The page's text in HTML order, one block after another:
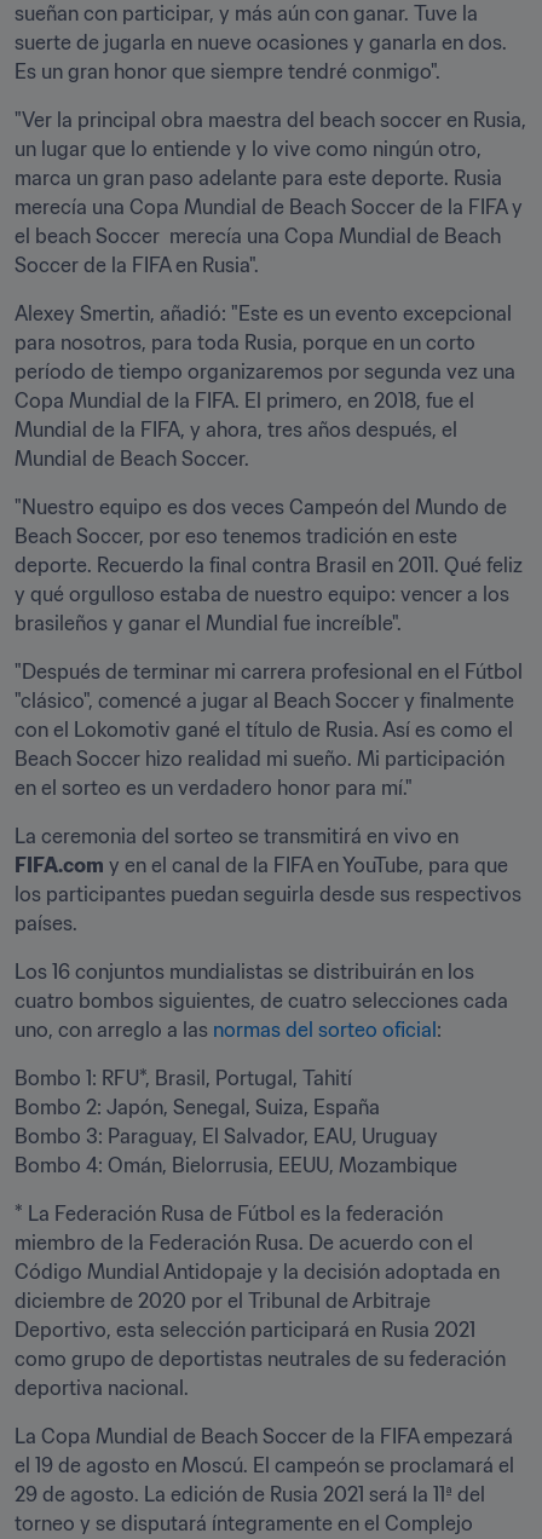
sueñan con participar, y más aún con ganar. Tuve la
suerte de jugarla en nueve ocasiones y ganarla en dos.
Es un gran honor que siempre tendré conmigo".
"Ver la principal obra maestra del beach soccer en Rusia,
un lugar que lo entiende y lo vive como ningún otro,
marca un gran paso adelante para este deporte. Rusia
merecía una Copa Mundial de Beach Soccer de la FIFA y
el beach Soccer  merecía una Copa Mundial de Beach
Soccer de la FIFA en Rusia".
Alexey Smertin, añadió: "Este es un evento excepcional
para nosotros, para toda Rusia, porque en un corto
período de tiempo organizaremos por segunda vez una
Copa Mundial de la FIFA. El primero, en 2018, fue el
Mundial de la FIFA, y ahora, tres años después, el
Mundial de Beach Soccer.
"Nuestro equipo es dos veces Campeón del Mundo de
Beach Soccer, por eso tenemos tradición en este
deporte. Recuerdo la final contra Brasil en 2011. Qué feliz
y qué orgulloso estaba de nuestro equipo: vencer a los
brasileños y ganar el Mundial fue increíble".
"Después de terminar mi carrera profesional en el Fútbol
"clásico", comencé a jugar al Beach Soccer y finalmente
con el Lokomotiv gané el título de Rusia. Así es como el
Beach Soccer hizo realidad mi sueño. Mi participación
en el sorteo es un verdadero honor para mí."
FIFA.com y en el canal de la FIFA en YouTube, para que
los participantes puedan seguirla desde sus respectivos
países.
Los 16 conjuntos mundialistas se distribuirán en los
cuatro bombos siguientes, de cuatro selecciones cada
uno, con arreglo a las normas del sorteo oficial :
Bombo 1: RFU*, Brasil, Portugal, Tahití
Bombo 2: Japón, Senegal, Suiza, España
Bombo 3: Paraguay, El Salvador, EAU, Uruguay
Bombo 4: Omán, Bielorrusia, EEUU, Mozambique
* La Federación Rusa de Fútbol es la federación
miembro de la Federación Rusa. De acuerdo con el
Código Mundial Antidopaje y la decisión adoptada en
diciembre de 2020 por el Tribunal de Arbitraje
Deportivo, esta selección participará en Rusia 2021
como grupo de deportistas neutrales de su federación
deportiva nacional.
La Copa Mundial de Beach Soccer de la FIFA empezará
el 19 de agosto en Moscú. El campeón se proclamará el
29 de agosto. La edición de Rusia 2021 será la 11ª del
torneo y se disputará íntegramente en el Complejo